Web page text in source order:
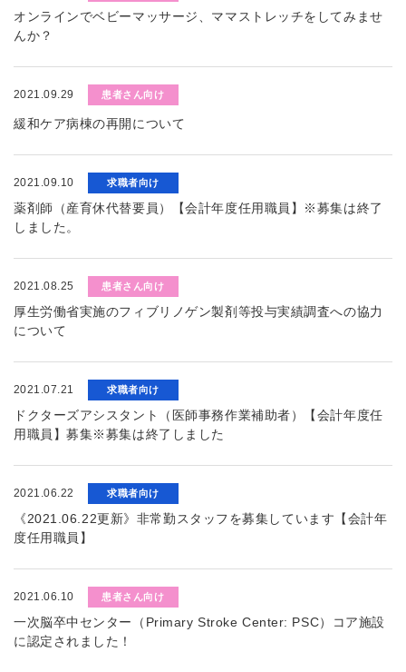
オンラインでベビーマッサージ、ママストレッチをしてみませ
んか？
2021.09.29 患者さん向け
緩和ケア病棟の再開について
2021.09.10 求職者向け
薬剤師（産育休代替要員）【会計年度任用職員】※募集は終了
しました。
2021.08.25 患者さん向け
厚生労働省実施のフィブリノゲン製剤等投与実績調査への協力
について
2021.07.21 求職者向け
ドクターズアシスタント（医師事務作業補助者）【会計年度任
用職員】募集※募集は終了しました
2021.06.22 求職者向け
《2021.06.22更新》非常勤スタッフを募集しています【会計年
度任用職員】
2021.06.10 患者さん向け
一次脳卒中センター（Primary Stroke Center: PSC）コア施設
に認定されました！